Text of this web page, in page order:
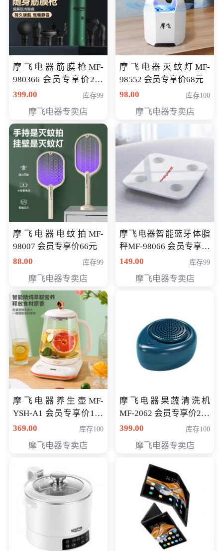
摩飞电器筋膜枪MF-
980366 会员专享价299
元
399.00 库存99
摩飞电器专卖店
摩飞电器灭蚊灯MF-
98552 会员专享价68元
98.00
库存100
摩飞电器专卖店
摩飞电器电蚊拍MF-
98007 会员专享价66元
88.00
库存99
摩飞电器专卖店
摩飞电器智能蓝牙体脂
秤MF-98066 会员专享价
98元
149.00 库存99
摩飞电器专卖店
摩飞电器养生壶MF-
YSH-A1 会员专享价198
元
369.00 库存100
摩飞电器专卖店
摩飞电器果蔬清洗机
MF-2062 会员专享价268
元
399.00 库存100
摩飞电器专卖店